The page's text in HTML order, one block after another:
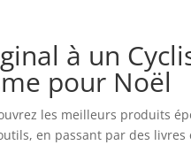
à un
pour Noël
les meilleurs produits
en passant par des